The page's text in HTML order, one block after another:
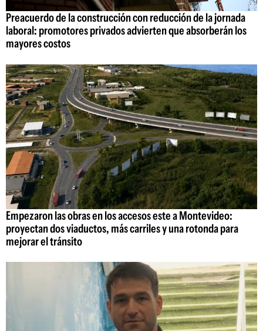
Preacuerdo de la construcción con reducción de la jornada
laboral: promotores privados advierten que absorberán los
mayores costos
Empezaron las obras en los accesos este a Montevideo:
proyectan dos viaductos, más carriles y una rotonda para
mejorar el tránsito